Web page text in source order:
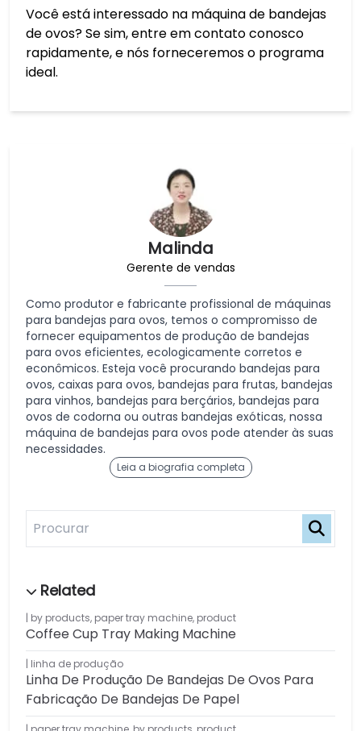
Malinda
Gerente de vendas
Como produtor e fabricante profissional de máquinas
para bandejas para ovos, temos o compromisso de
fornecer equipamentos de produção de bandejas
para ovos eficientes, ecologicamente corretos e
econômicos. Esteja você procurando bandejas para
ovos, caixas para ovos, bandejas para frutas, bandejas
para vinhos, bandejas para berçários, bandejas para
ovos de codorna ou outras bandejas exóticas, nossa
máquina de bandejas para ovos pode atender às suas
necessidades.
Leia a biografia completa
by products, paper tray machine, product
Coffee Cup Tray Making Machine
linha de produção
Linha De Produção De Bandejas De Ovos Para
Fabricação De Bandejas De Papel
Você está interessado na máquina de bandejas
de ovos? Se sim, entre em contato conosco
rapidamente, e nós forneceremos o programa
ideal.